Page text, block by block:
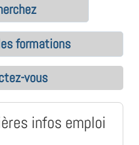
formations
vous
infos emploi